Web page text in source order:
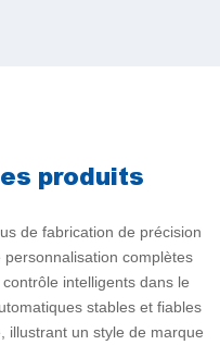
produits
de fabrication de précision
complètes
intelligents dans le
stables et fiables
illustrant un style de marque